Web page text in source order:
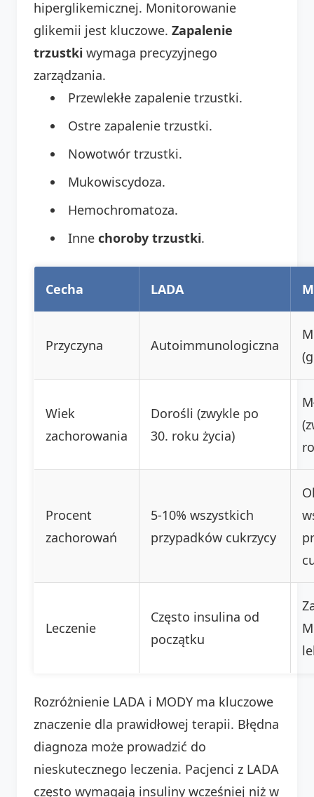
hiperglikemicznej. Monitorowanie
glikemii jest kluczowe. Zapalenie
trzustki wymaga precyzyjnego
zarządzania.
Przewlekłe zapalenie trzustki.
Ostre zapalenie trzustki.
Nowotwór trzustki.
Mukowiscydoza.
Hemochromatoza.
Inne choroby trzustki.
Cecha LADA
Przyczyna Autoimmunologiczna
Wiek
zachorowania
Dorośli (zwykle po
30. roku życia)
Procent
zachorowań
5-10% wszystkich
przypadków cukrzycy
Leczenie
Często insulina od
początku
Rozróżnienie LADA i MODY ma kluczowe
znaczenie dla prawidłowej terapii. Błędna
diagnoza może prowadzić do
nieskutecznego leczenia. Pacjenci z LADA
często wymagają insuliny wcześniej niż w